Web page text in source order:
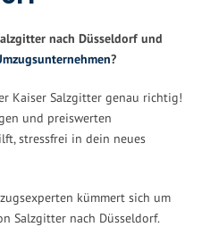
nach Düsseldorf und
?
Kaiser Salzgitter genau richtig!
und preiswerten
stressfrei in dein neues
kümmert sich um
Salzgitter nach Düsseldorf.